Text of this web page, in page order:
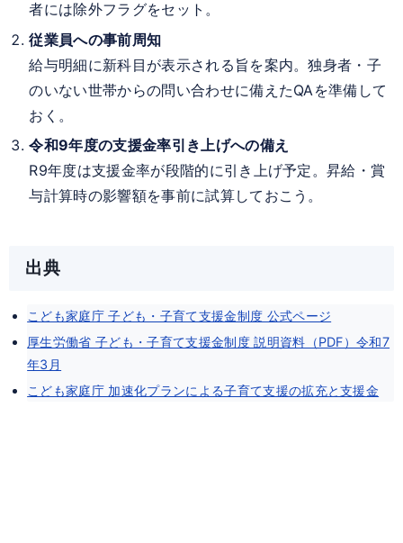
者には除外フラグをセット。
従業員への事前周知
給与明細に新科目が表示される旨を案内。独身者・子
のいない世帯からの問い合わせに備えたQAを準備して
おく。
令和9年度の支援金率引き上げへの備え
R9年度は支援金率が段階的に引き上げ予定。昇給・賞
与計算時の影響額を事前に試算しておこう。
出典
こども家庭庁 子ども・子育て支援金制度 公式ページ
厚生労働省 子ども・子育て支援金制度 説明資料（PDF）令和7
年3月
こども家庭庁 加速化プランによる子育て支援の拡充と支援金